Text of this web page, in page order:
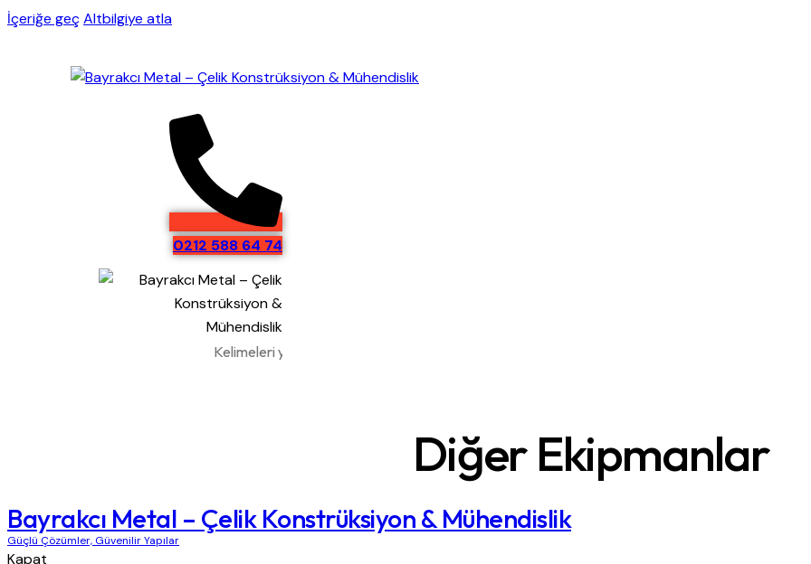
İçeriğe geçAltbilgiye atla
0212 588 64 74
Diğer Ekipmanlar
Bayrakcı Metal – Çelik Konstrüksiyon & Mühendislik
Güçlü Çözümler, Güvenilir Yapılar
Kapat